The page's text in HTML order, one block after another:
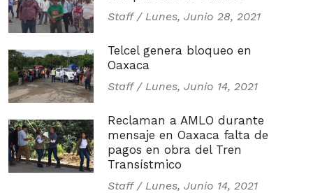
Staff / Lunes, Junio 28, 2021
Telcel genera bloqueo en
Oaxaca
Staff / Lunes, Junio 14, 2021
Reclaman a AMLO durante
mensaje en Oaxaca falta de
pagos en obra del Tren
Transístmico
Staff / Lunes, Junio 14, 2021